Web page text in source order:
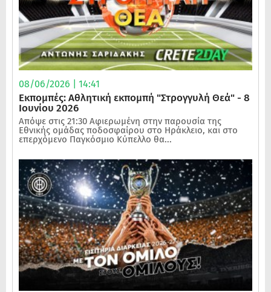
08/06/2026 | 14:41
Εκπομπές: Αθλητική εκπομπή "Στρογγυλή Θεά" - 8
Ιουνίου 2026
Απόψε στις 21:30 Αφιερωμένη στην παρουσία της
Εθνικής ομάδας ποδοσφαίρου στο Ηράκλειο, και στο
επερχόμενο Παγκόσμιο Κύπελλο θα...